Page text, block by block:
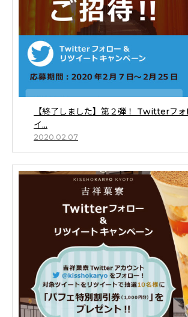
【終了しました】第２弾！ Twitterフォ
イ...
2020.02.07